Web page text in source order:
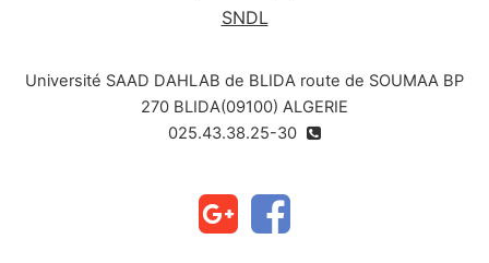
SNDL
Université SAAD DAHLAB de BLIDA route de SOUMAA BP
270 BLIDA(09100) ALGERIE